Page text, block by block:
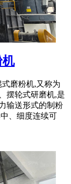
机
磨粉机,又称为
摆轮式研磨机,是
输送形式的制粉
、细度连续可